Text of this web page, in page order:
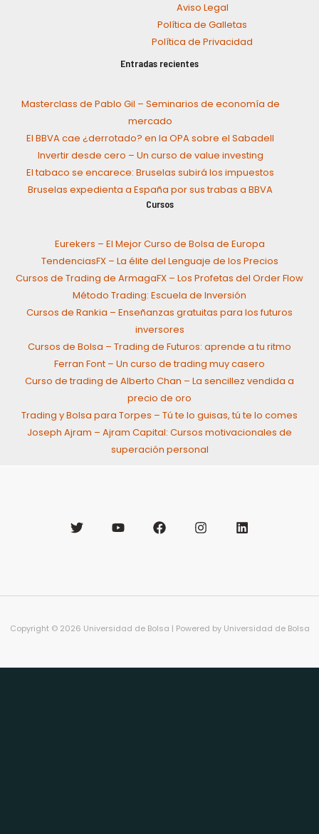
Aviso Legal
Política de Galletas
Política de Privacidad
Entradas recientes
Masterclass de Pablo Gil – Seminarios de economía de
mercado
El BBVA cae ¿derrotado? en la OPA sobre el Sabadell
Invertir desde cero – Un curso de value investing
El tabaco se encarece: Bruselas subirá los impuestos
Bruselas expedienta a España por sus trabas a BBVA
Cursos
Eurekers – El Mejor Curso de Bolsa de Europa
TendenciasFX – La élite del Lenguaje de los Precios
Cursos de Trading de ArmagaFX – Los Profetas del Order Flow
Método Trading: Escuela de Inversión
Cursos de Rankia – Enseñanzas gratuitas para los futuros
inversores
Cursos de Bolsa – Trading de Futuros: aprende a tu ritmo
Ferran Font – Un curso de trading muy casero
Curso de trading de Alberto Chan – La sencillez vendida a
precio de oro
Trading y Bolsa para Torpes – Tú te lo guisas, tú te lo comes
Joseph Ajram – Ajram Capital: Cursos motivacionales de
superación personal
Copyright © 2026 Universidad de Bolsa | Powered by Universidad de Bolsa